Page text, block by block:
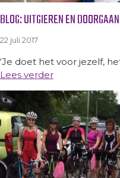
BLOG: UITGIEREN EN DOORGAAN
22 juli 2017
‘Je doet het voor jezelf,
Lees verder